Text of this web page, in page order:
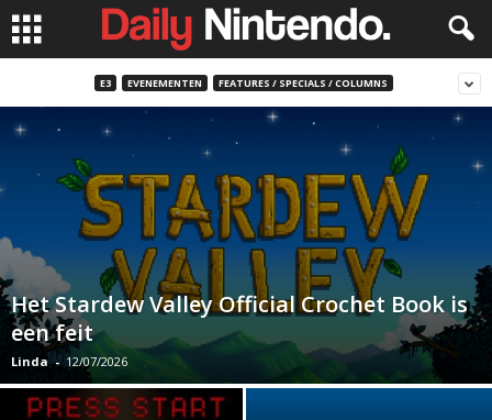
E3 EVENEMENTEN FEATURES / SPECIALS / COLUMNS
Het Stardew Valley Official Crochet Book is
een feit
Linda - 12/07/2026